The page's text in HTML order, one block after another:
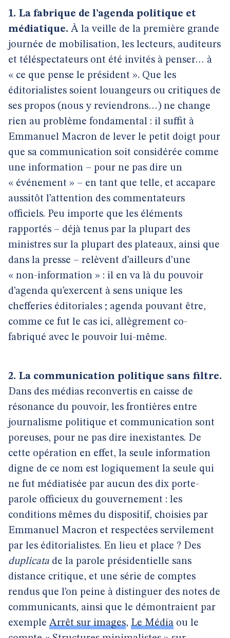
1. La fabrique de l’agenda politique et
médiatique. À la veille de la première grande
journée de mobilisation, les lecteurs, auditeurs
et téléspectateurs ont été invités à penser… à
« ce que pense le président ». Que les
éditorialistes soient louangeurs ou critiques de
ses propos (nous y reviendrons…) ne change
rien au problème fondamental : il suffit à
Emmanuel Macron de lever le petit doigt pour
que sa communication soit considérée comme
une information – pour ne pas dire un
« événement » – en tant que telle, et accapare
aussitôt l’attention des commentateurs
officiels. Peu importe que les éléments
rapportés – déjà tenus par la plupart des
ministres sur la plupart des plateaux, ainsi que
dans la presse – relèvent d’ailleurs d’une
« non-information » : il en va là du pouvoir
d’agenda qu’exercent à sens unique les
chefferies éditoriales ; agenda pouvant être,
comme ce fut le cas ici, allègrement co-
fabriqué avec le pouvoir lui-même.
2. La communication politique sans filtre.
Dans des médias reconvertis en caisse de
résonance du pouvoir, les frontières entre
journalisme politique et communication sont
poreuses, pour ne pas dire inexistantes. De
cette opération en effet, la seule information
digne de ce nom est logiquement la seule qui
ne fut médiatisée par aucun des dix porte-
parole officieux du gouvernement : les
conditions mêmes du dispositif, choisies par
Emmanuel Macron et respectées servilement
par les éditorialistes. En lieu et place ? Des
duplicata de la parole présidentielle sans
distance critique, et une série de comptes
rendus que l’on peine à distinguer des notes de
communicants, ainsi que le démontraient par
exemple Arrêt sur images, Le Média ou le